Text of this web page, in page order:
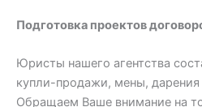
Подготовка проектов
Юристы нашего агентства
купли-продажи, мены,
Обращаем Ваше внимание на